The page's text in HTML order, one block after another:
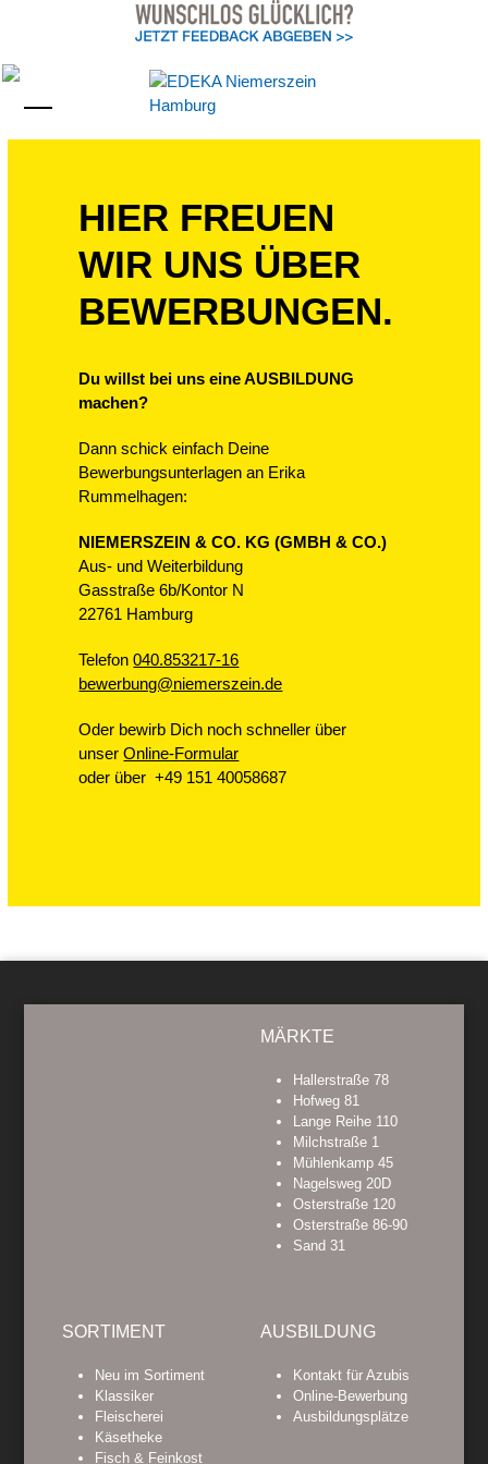
Open
menu
Close
menuHIER FREUEN
WIR UNS ÜBER
BEWERBUNGEN.
Du willst bei uns eine AUSBILDUNG
machen?
Dann schick einfach Deine
Bewerbungsunterlagen an Erika
Rummelhagen:
NIEMERSZEIN & CO. KG (GMBH & CO.)
Aus- und Weiterbildung
Gasstraße 6b/Kontor N
22761 Hamburg
Telefon040.853217-16
bewerbung@niemerszein.de
Oder bewirb Dich noch schneller über
unserOnline-Formular
oder über +49 151 40058687
MÄRKTE
Hallerstraße 78
Hofweg 81
Lange Reihe 110
Milchstraße 1
Mühlenkamp 45
Nagelsweg 20D
Osterstraße 120
Osterstraße 86-90
Sand 31
SORTIMENT
Neu im Sortiment
Klassiker
Fleischerei
Käsetheke
Fisch & Feinkost
AUSBILDUNG
Kontakt für Azubis
Online-Bewerbung
Ausbildungsplätze